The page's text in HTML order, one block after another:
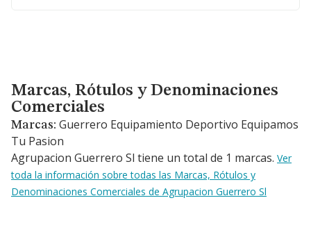
Marcas, Rótulos y Denominaciones Comerciales
Marcas, Rótulos y Denominaciones
Comerciales
Marcas: Guerrero Equipamiento Deportivo Equipamos
Tu Pasion
Agrupacion Guerrero Sl tiene un total de 1 marcas. Ver
toda la información sobre todas las Marcas, Rótulos y
Denominaciones Comerciales de Agrupacion Guerrero Sl